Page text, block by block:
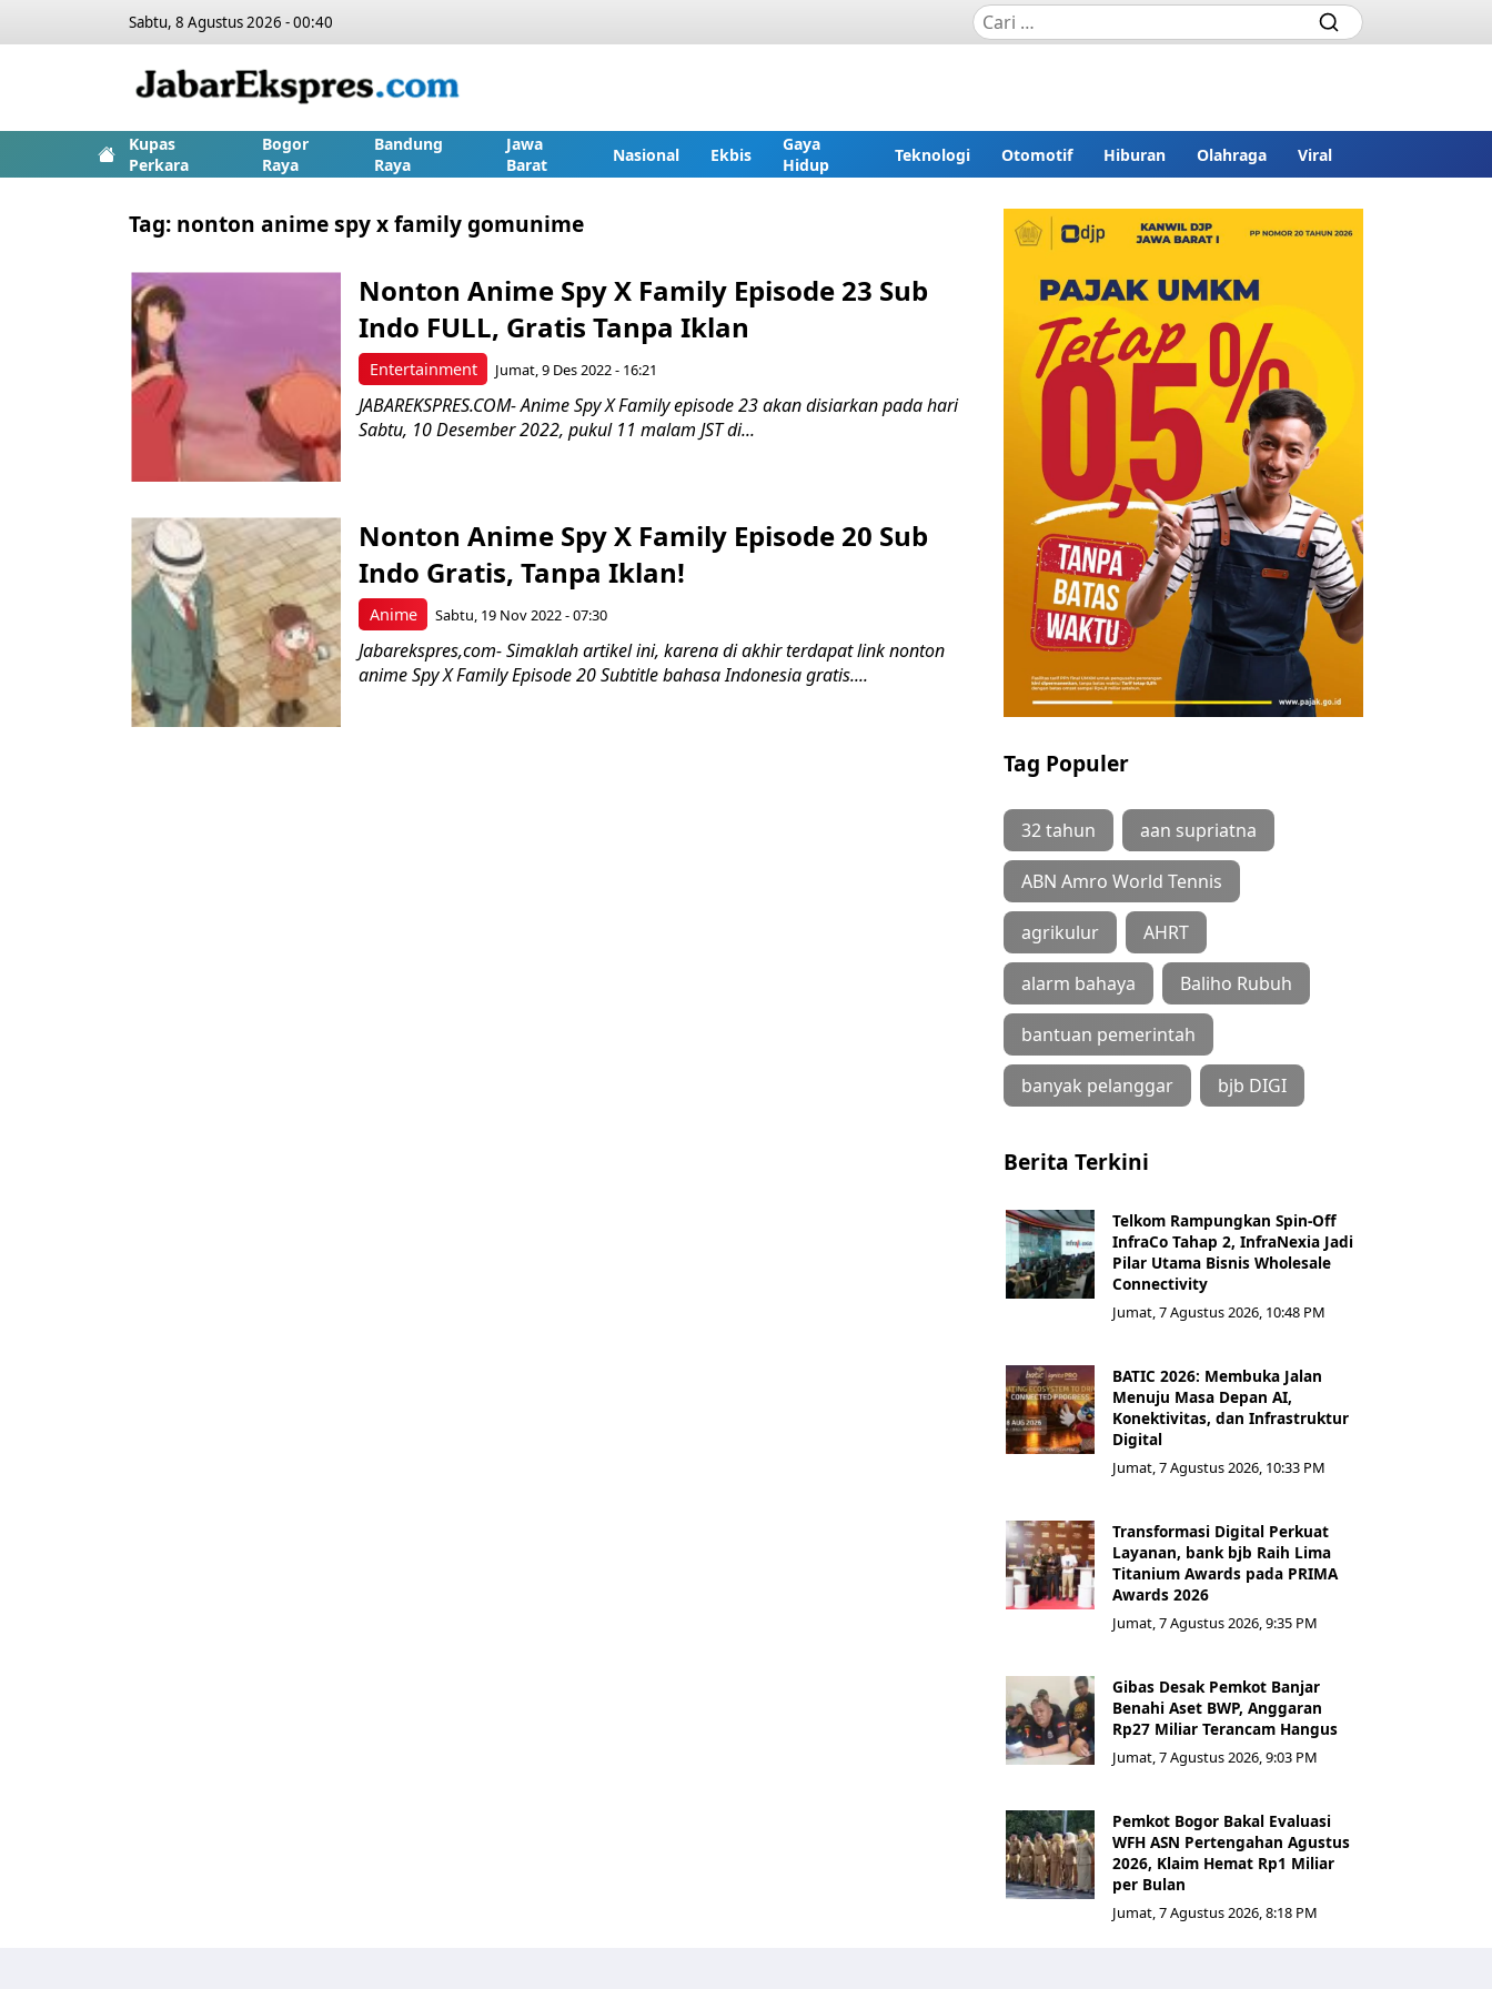
Sabtu, 8 Agustus 2026 - 00:40
Kupas
Perkara
Bogor
Raya
Bandung
Raya
Jawa
Barat
Nasional Ekbis
Gaya
Hidup
Teknologi Otomotif Hiburan Olahraga Viral
Tag: nonton anime spy x family gomunime
Entertainment
Nonton Anime Spy X Family Episode 23 Sub
Indo FULL, Gratis Tanpa Iklan
Jumat, 9 Des 2022 - 16:21
JABAREKSPRES.COM- Anime Spy X Family episode 23 akan disiarkan pada hari
Sabtu, 10 Desember 2022, pukul 11 malam JST di...
Anime
Nonton Anime Spy X Family Episode 20 Sub
Indo Gratis, Tanpa Iklan!
Sabtu, 19 Nov 2022 - 07:30
Jabarekspres,com- Simaklah artikel ini, karena di akhir terdapat link nonton
anime Spy X Family Episode 20 Subtitle bahasa Indonesia gratis....
Tag Populer
32 tahun aan supriatna
ABN Amro World Tennis
agrikulur AHRT
alarm bahaya Baliho Rubuh
bantuan pemerintah
banyak pelanggar bjb DIGI
Berita Terkini
Telkom Rampungkan Spin-Off
InfraCo Tahap 2, InfraNexia Jadi
Pilar Utama Bisnis Wholesale
Connectivity
Jumat, 7 Agustus 2026, 10:48 PM
BATIC 2026: Membuka Jalan
Menuju Masa Depan AI,
Konektivitas, dan Infrastruktur
Digital
Jumat, 7 Agustus 2026, 10:33 PM
Transformasi Digital Perkuat
Layanan, bank bjb Raih Lima
Titanium Awards pada PRIMA
Awards 2026
Jumat, 7 Agustus 2026, 9:35 PM
Gibas Desak Pemkot Banjar
Benahi Aset BWP, Anggaran
Rp27 Miliar Terancam Hangus
Jumat, 7 Agustus 2026, 9:03 PM
Pemkot Bogor Bakal Evaluasi
WFH ASN Pertengahan Agustus
2026, Klaim Hemat Rp1 Miliar
per Bulan
Jumat, 7 Agustus 2026, 8:18 PM